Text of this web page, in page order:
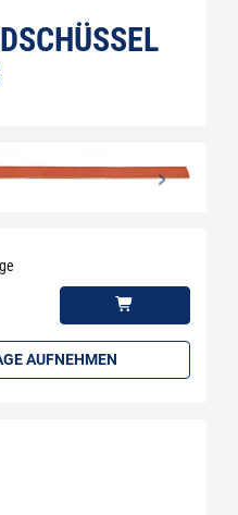
AUFNEHMEN